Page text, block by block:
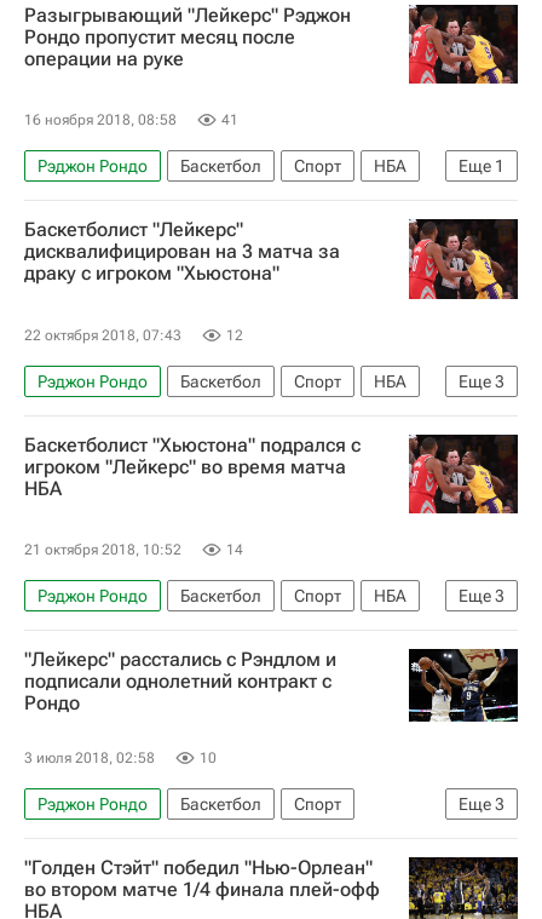
Разыгрывающий "Лейкерс" Рэджон
Рондо пропустит месяц после
операции на руке
16 ноября 2018, 08:58 41
Еще 1
Рэджон Рондо Баскетбол Спорт
НБА
Лос-Анджелес Лейкерс
Баскетболист "Лейкерс"
дисквалифицирован на 3 матча за
драку с игроком "Хьюстона"
22 октября 2018, 07:43 12
Еще3
Рэджон Рондо Баскетбол Спорт
НБА
Хьюстон Рокетс
Лос-Анджелес Лейкерс
Крис Пол
Баскетболист "Хьюстона" подрался с
игроком "Лейкерс" во время матча
НБА
21 октября 2018, 10:52 14
Еще3
Рэджон Рондо Баскетбол Спорт
НБА
Хьюстон Рокетс
Лос-Анджелес Лейкерс
Крис Пол
"Лейкерс" расстались с Рэндлом и
подписали однолетний контракт с
Рондо
3 июля 2018, 02:58 10
Еще3
Рэджон Рондо Баскетбол
Спорт
Нью-Орлеан Пеликанс
Лос-Анджелес Лейкерс
Джулиус Рэндл
"Голден Стэйт" победил "Нью-Орлеан"
во втором матче 1/4 финала плей-офф
НБА